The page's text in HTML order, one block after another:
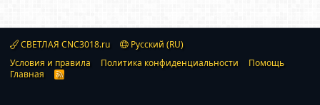
СВЕТЛАЯ CNC3018.ru
Русский (RU)
Условия и правила
Политика конфиденциальности
Помощь
Главная
R
S